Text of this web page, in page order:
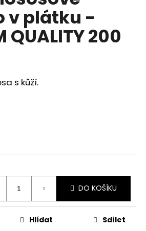
v plátku -
QUALITY 200
s kůží.
DO KOŠÍKU
Hlídat Sdílet